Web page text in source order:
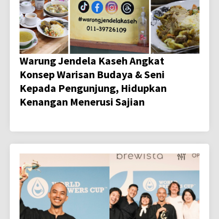
Warung Jendela Kaseh Angkat
Konsep Warisan Budaya & Seni
Kepada Pengunjung, Hidupkan
Kenangan Menerusi Sajian